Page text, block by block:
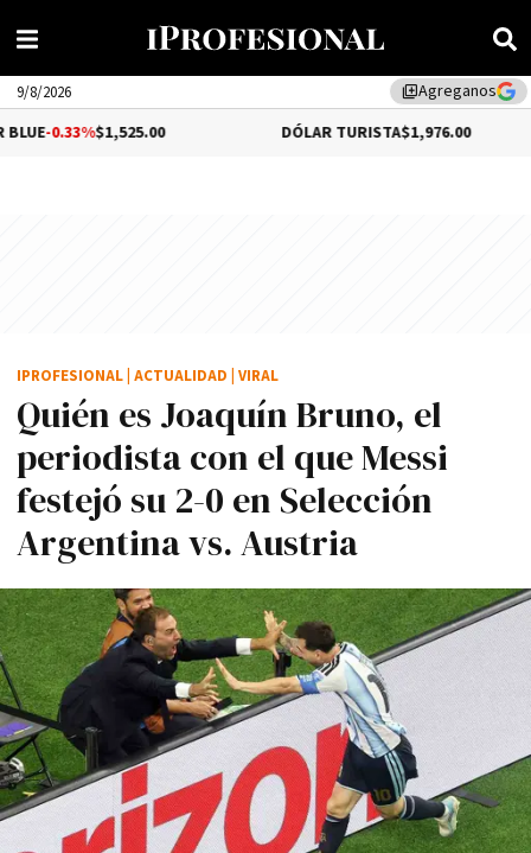
library_addAgreganos
9/8/2026
$1,525.00 DÓLAR TURISTA$1,976.00
Quién es Joaquín Bruno, el
periodista con el que Messi
festejó su 2-0 en Selección
Argentina vs. Austria
IPROFESIONAL ACTUALIDAD VIRAL